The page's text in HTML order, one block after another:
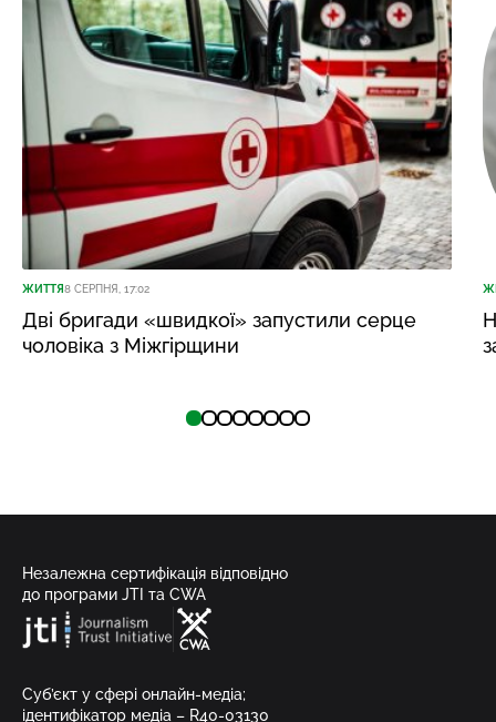
ЖИТТЯ8 СЕРПНЯ, 17:02
Дві бригади «швидкої» запустили серце
чоловіка з Міжгірщини
Незалежна сертифікація відповідно
до програми JTI та CWA
Суб’єкт у сфері онлайн-медіа;
ідентифікатор медіа – R40-03130